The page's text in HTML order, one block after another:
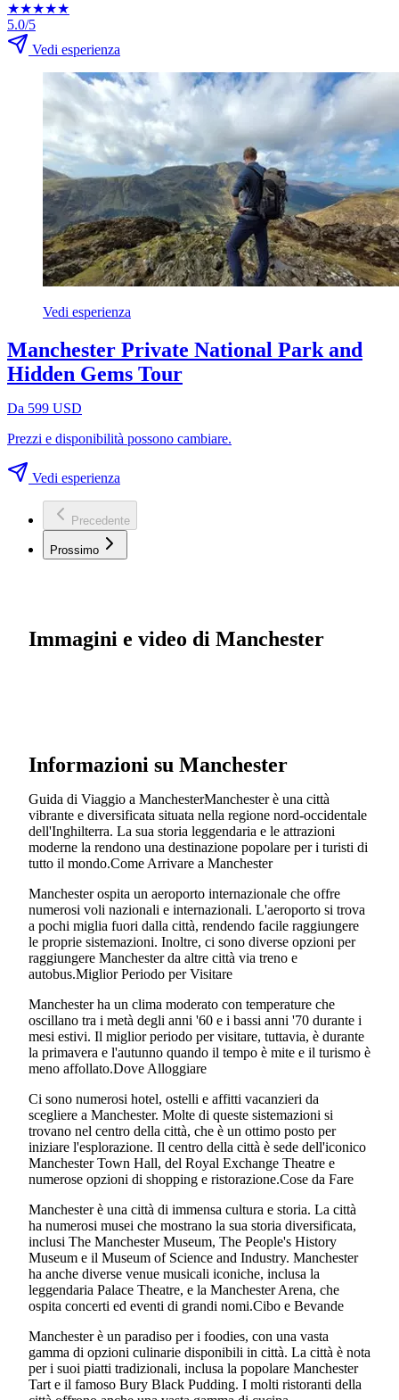
★★★★★
5.0/5
Vedi esperienza
Vedi esperienza
Manchester Private National Park and
Hidden Gems Tour
Da 599 USD
Prezzi e disponibilità possono cambiare.
Vedi esperienza
Precedente
Prossimo
Immagini e video di Manchester
Informazioni su Manchester
Guida di Viaggio a ManchesterManchester è una città
vibrante e diversificata situata nella regione nord-occidentale
dell'Inghilterra. La sua storia leggendaria e le attrazioni
moderne la rendono una destinazione popolare per i turisti di
tutto il mondo.Come Arrivare a Manchester
Manchester ospita un aeroporto internazionale che offre
numerosi voli nazionali e internazionali. L'aeroporto si trova
a pochi miglia fuori dalla città, rendendo facile raggiungere
le proprie sistemazioni. Inoltre, ci sono diverse opzioni per
raggiungere Manchester da altre città via treno e
autobus.Miglior Periodo per Visitare
Manchester ha un clima moderato con temperature che
oscillano tra i metà degli anni '60 e i bassi anni '70 durante i
mesi estivi. Il miglior periodo per visitare, tuttavia, è durante
la primavera e l'autunno quando il tempo è mite e il turismo è
meno affollato.Dove Alloggiare
Ci sono numerosi hotel, ostelli e affitti vacanzieri da
scegliere a Manchester. Molte di queste sistemazioni si
trovano nel centro della città, che è un ottimo posto per
iniziare l'esplorazione. Il centro della città è sede dell'iconico
Manchester Town Hall, del Royal Exchange Theatre e
numerose opzioni di shopping e ristorazione.Cose da Fare
Manchester è una città di immensa cultura e storia. La città
ha numerosi musei che mostrano la sua storia diversificata,
inclusi The Manchester Museum, The People's History
Museum e il Museum of Science and Industry. Manchester
ha anche diverse venue musicali iconiche, inclusa la
leggendaria Palace Theatre, e la Manchester Arena, che
ospita concerti ed eventi di grandi nomi.Cibo e Bevande
Manchester è un paradiso per i foodies, con una vasta
gamma di opzioni culinarie disponibili in città. La città è nota
per i suoi piatti tradizionali, inclusa la popolare Manchester
Tart e il famoso Bury Black Pudding. I molti ristoranti della